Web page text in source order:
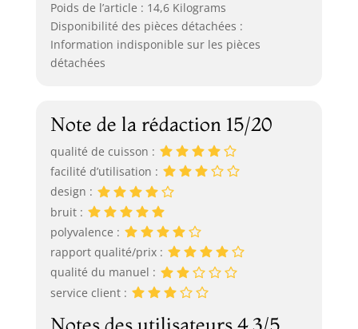
Poids de l’article : 14,6 Kilograms
Disponibilité des pièces détachées :
Information indisponible sur les pièces
détachées
Note de la rédaction 15/20
qualité de cuisson :
facilité d’utilisation :
design :
bruit :
polyvalence :
rapport qualité/prix :
qualité du manuel :
service client :